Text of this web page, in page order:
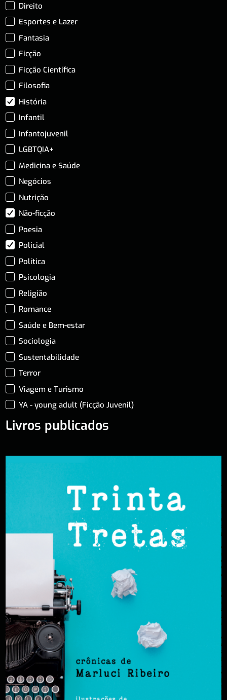
Direito
Esportes e Lazer
Fantasia
Ficção
Ficção Científica
Filosofia
História
Infantil
Infantojuvenil
LGBTQIA+
Medicina e Saúde
Negócios
Nutrição
Não-ficção
Poesia
Policial
Política
Psicologia
Religião
Romance
Saúde e Bem-estar
Sociologia
Sustentabilidade
Terror
Viagem e Turismo
YA - young adult (Ficção Juvenil)
Livros publicados